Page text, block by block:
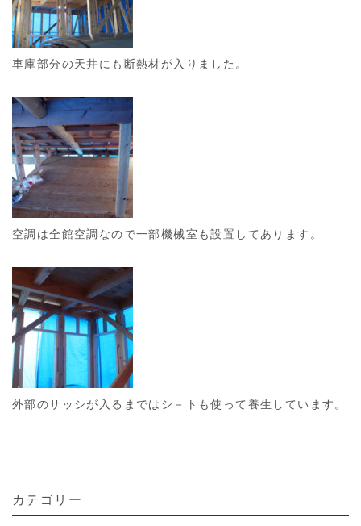
車庫部分の天井にも断熱材が入りました。
空調は全館空調なので一部機械室も設置してあります。
外部のサッシが入るまではシ－トも使って養生しています。
カテゴリー